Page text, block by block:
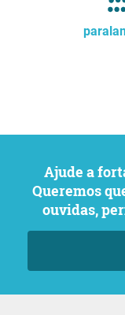
Ajude a fortalecer a participação cívica.
Queremos
ouvidas,